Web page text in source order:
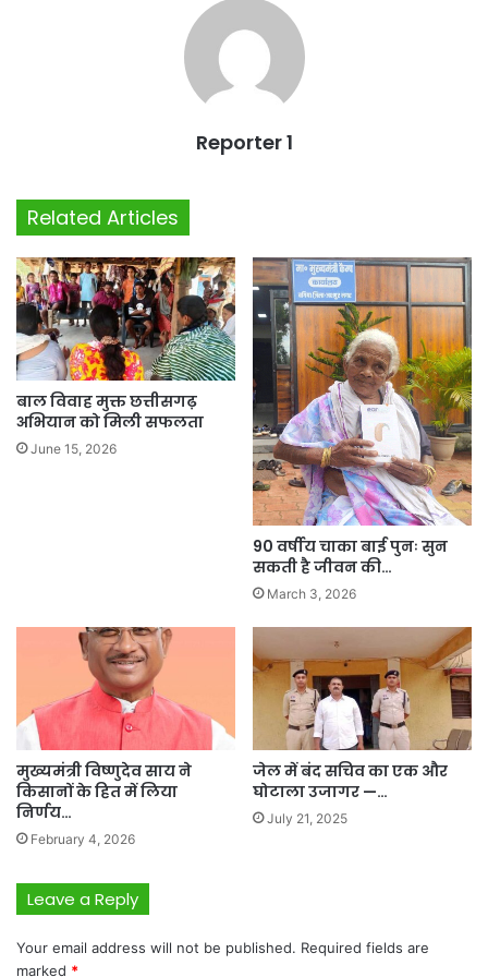
Reporter 1
Related Articles
बाल विवाह मुक्त छत्तीसगढ़
अभियान को मिली सफलता
June 15, 2026
90 वर्षीय चाका बाई पुनः सुन
सकती है जीवन की…
March 3, 2026
मुख्यमंत्री विष्णुदेव साय ने
किसानों के हित में लिया
निर्णय…
February 4, 2026
जेल में बंद सचिव का एक और
घोटाला उजागर —…
July 21, 2025
Leave a Reply
Your email address will not be published. Required fields are
marked *